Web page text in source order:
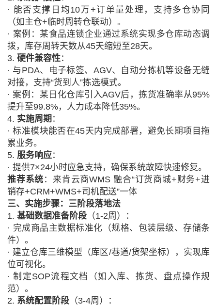
· 能否支撑日均10万+订单量处理，支持多仓协同
（如主仓+临时周转仓联动）。
· 案例：某食品连锁企业通过系统实现多仓库动态调
拨，库存周转天数从45天缩短至28天。
3. 硬件兼容性：
· 与 PDA、电子标签、AGV、自动分拣机等设备无缝
对接，支持“货到人”拣选模式。
· 案例：某 日化仓库引入AGV后，拣货准确率从95%
提升至99.8%，人力成本降低35%。
4. 实施周期 ：
·标准模块能否在45天内完成部署，避免长期项目拖
累业务。
5. 服务响应：
· 提供7×24小时应急支持，确保系统故障快速修复。
推荐系统 ： 来肯云商WMS 融合“订货商城+财务+进
销存+CRM+WMS+司机配送”一体
三、实施步骤：三阶段落地法
1. 基础数据准备阶段 （1-2周）：
· 完成商品主数据标准化（规格、包装层级、存储条
件）。
· 建立仓库三维模型（库区/巷道/货架坐标），实现库
位可视化。
·制定SOP流程文档（如入库、拣货、盘点操作规
范）。
2. 系统配置阶段 （3-4周）：